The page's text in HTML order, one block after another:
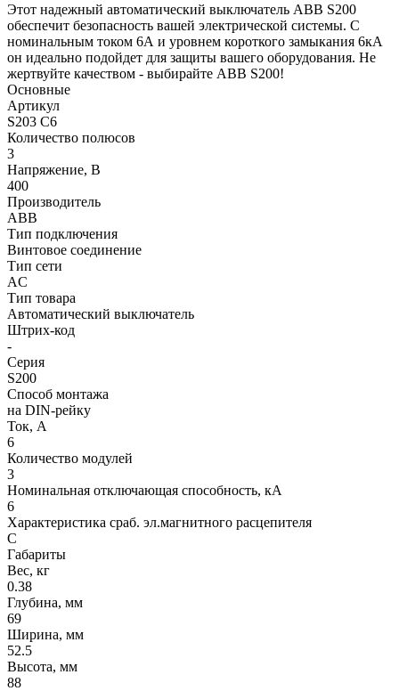
Этот надежный автоматический выключатель ABB S200
обеспечит безопасность вашей электрической системы. С
номинальным током 6А и уровнем короткого замыкания 6кА
он идеально подойдет для защиты вашего оборудования. Не
жертвуйте качеством - выбирайте ABB S200!
Основные
Артикул
S203 C6
Количество полюсов
3
Напряжение, В
400
Производитель
ABB
Тип подключения
Винтовое соединение
Тип сети
AC
Тип товара
Автоматический выключатель
Штрих-код
-
Серия
S200
Способ монтажа
на DIN-рейку
Ток, А
6
Количество модулей
3
Номинальная отключающая способность, кA
6
Характеристика сраб. эл.магнитного расцепителя
C
Габариты
Вес, кг
0.38
Глубина, мм
69
Ширина, мм
52.5
Высота, мм
88